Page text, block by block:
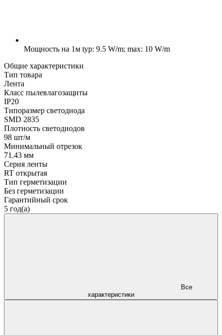
Мощность на 1м typ: 9.5 W/m; max: 10 W/m
Общие характеристики
Тип товара
Лента
Класс пылевлагозащиты
IP20
Типоразмер светодиода
SMD 2835
Плотность светодиодов
98 шт/м
Минимальный отрезок
71.43 мм
Серия ленты
RT открытая
Тип герметизации
Без герметизации
Гарантийный срок
5 год(а)
характеристики